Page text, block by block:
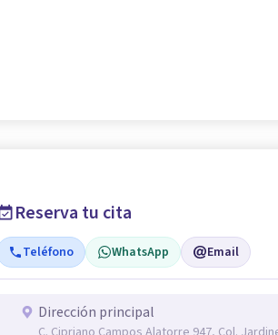
Reserva tu cita
Teléfono WhatsApp Email
Dirección principal